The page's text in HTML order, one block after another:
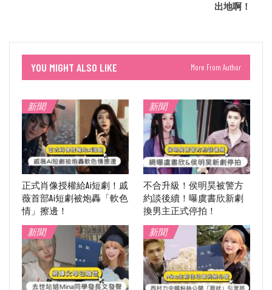
出地啊！
YOU MIGHT ALSO LIKE More From Author
新聞
正式肖像授權給Ai短劇！戚
薇首部Ai短劇被炮轟「軟色
情」擦邊！
新聞
不合升級！侯明昊被警方
約談後續！曝虞書欣新劇
換男主正式停拍！
新聞
新聞